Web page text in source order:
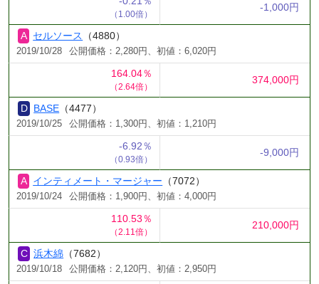
（1.00倍）
-1,000円
セルソース （4880）
2019/10/28 公開価格：2,280円、初値：6,020円
164.04％
（2.64倍）
374,000円
BASE （4477）
2019/10/25 公開価格：1,300円、初値：1,210円
-6.92％
（0.93倍）
-9,000円
インティメート・マージャー （7072）
2019/10/24 公開価格：1,900円、初値：4,000円
110.53％
（2.11倍）
210,000円
浜木綿 （7682）
2019/10/18 公開価格：2,120円、初値：2,950円